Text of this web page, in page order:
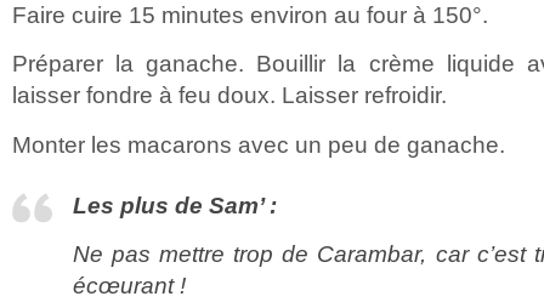
Faire cuire 15 minutes environ au four à 150°.
Préparer la ganache. Bouillir la crème liquide
laisser fondre à feu doux. Laisser refroidir.
Monter les macarons avec un peu de ganache.
Les plus de Sam’ :
Ne pas mettre trop de Carambar, car c’est
écœurant !